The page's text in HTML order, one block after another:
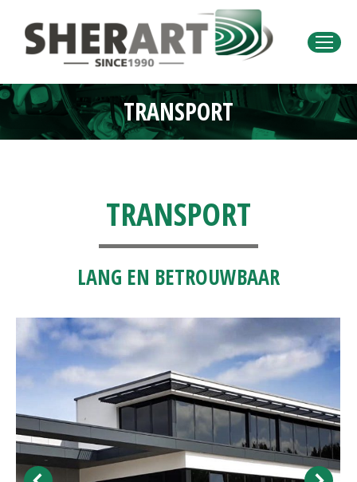
TRANSPORT
Je bent hier:
TRANSPORT
LANG EN BETROUWBAAR